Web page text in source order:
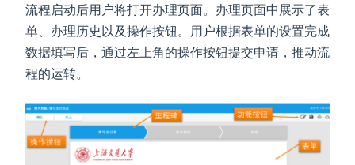
流程启动后用户将打开办理页面。办理页面中展示了表
单、办理历史以及操作按钮。用户根据表单的设置完成
数据填写后，通过左上角的操作按钮提交申请，推动流
程的运转。